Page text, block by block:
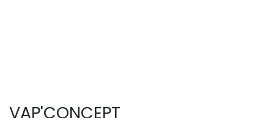
VAP'CONCEPT